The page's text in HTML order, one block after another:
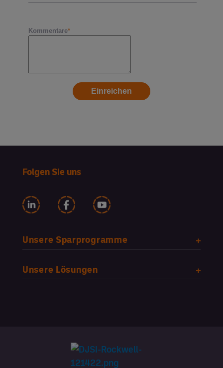
Folgen Sie uns
Unsere Sparprogramme
Unsere Lösungen